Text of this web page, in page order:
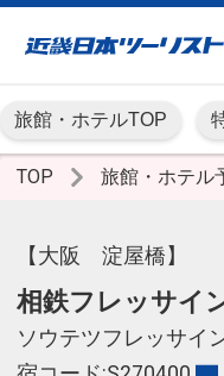
旅館・ホテルTOP
TOP 旅館・ホテル
【大阪 淀屋橋】
相鉄フレッサイ
ソウテツフレッサイ